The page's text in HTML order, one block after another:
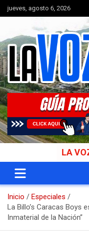
Saltar
al
jueves, agosto 6, 2026
La Voz del
Portal de noticias
LA VOZ
Inicio
Especiales
La Billo’s Caracas Boys
Inmaterial de la Nación”